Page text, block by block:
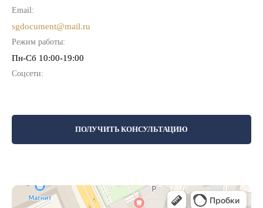
Email:
sgdocument@mail.ru
Режим работы:
Пн-Cб 10:00-19:00
Соцсети:
ПОЛУЧИТЬ КОНСУЛЬТАЦИЮ